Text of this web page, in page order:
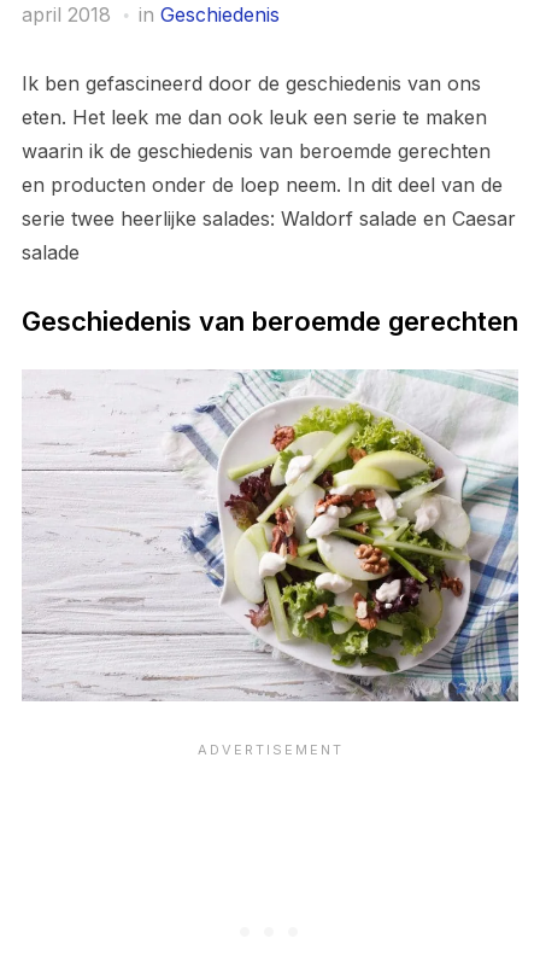
april 2018
in Geschiedenis
Ik ben gefascineerd door de geschiedenis van ons
eten. Het leek me dan ook leuk een serie te maken
waarin ik de geschiedenis van beroemde gerechten
en producten onder de loep neem. In dit deel van de
serie twee heerlijke salades: Waldorf salade en Caesar
salade
Geschiedenis van beroemde gerechten